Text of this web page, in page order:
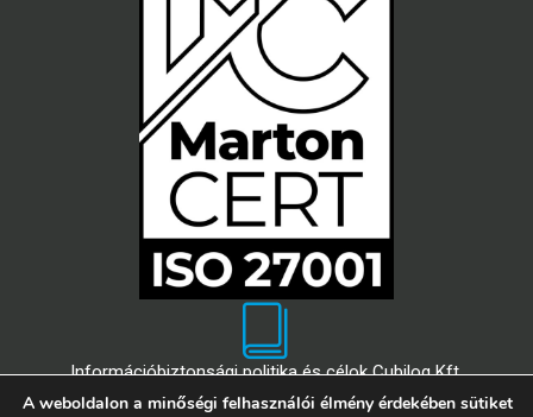
Információbiztonsági politika és célok Cubilog Kft.
A weboldalon a minőségi felhasználói élmény érdekében sütiket